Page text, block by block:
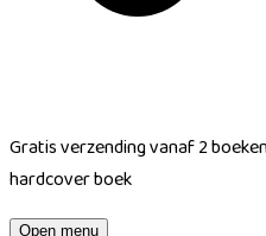
Gratis verzending vanaf 2
hardcover boek
Open menu